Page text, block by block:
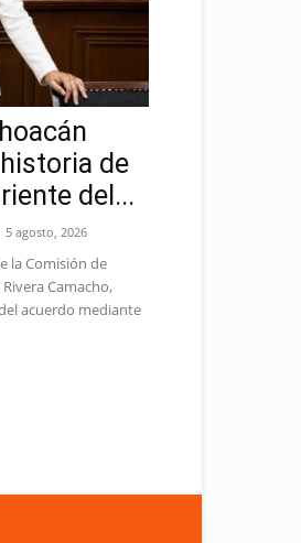
de
del...
5 agosto, 2026
la Comisión de
Camacho,
acuerdo mediante